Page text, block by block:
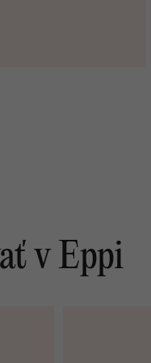
v Eppi